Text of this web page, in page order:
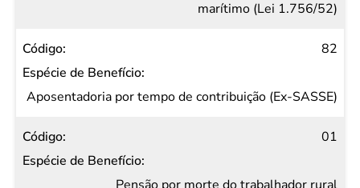
marítimo (Lei 1.756/52)
82
Aposentadoria por tempo de contribuição (Ex-SASSE)
01